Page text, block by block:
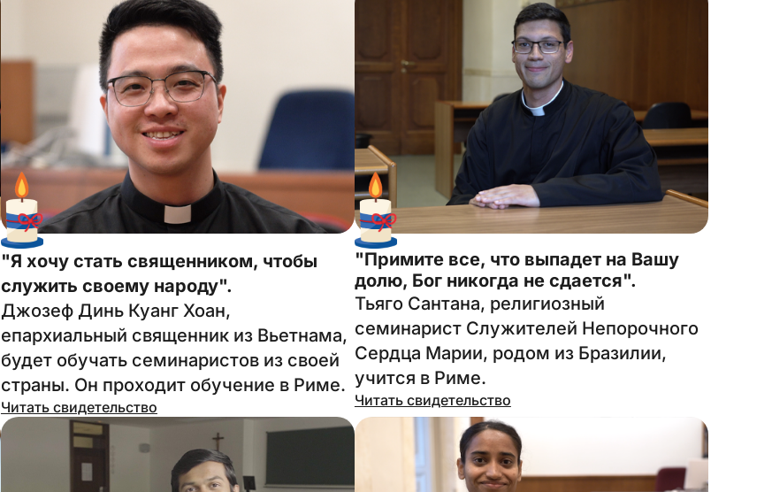
"Я хочу стать священником, чтобы
служить своему народу".
Джозеф Динь Куанг Хоан,
епархиальный священник из Вьетнама,
будет обучать семинаристов из своей
страны. Он проходит обучение в Риме.
Читать свидетельство
"Примите все, что выпадет на Вашу
долю, Бог никогда не сдается".
Тьяго Сантана, религиозный
семинарист Служителей Непорочного
Сердца Марии, родом из Бразилии,
учится в Риме.
Читать свидетельство